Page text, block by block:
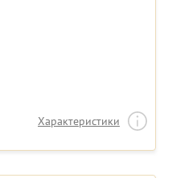
Характеристики